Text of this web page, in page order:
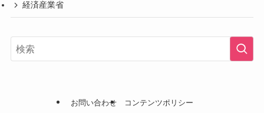
経済産業省
お問い合わせ コンテンツポリシー